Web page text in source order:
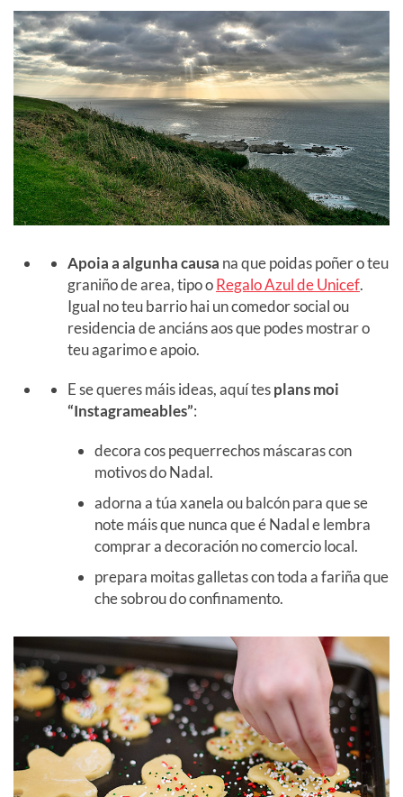
Apoia a algunha causa na que poidas poñer o teu
graniño de area, tipo oRegalo Azul de Unicef.
Igual no teu barrio hai un comedor social ou
residencia de anciáns aos que podes mostrar o
teu agarimo e apoio.
E se queres máis ideas, aquí tesplans moi
“Instagrameables”:
decora cos pequerrechos máscaras con
motivos do Nadal.
adorna a túa xanela ou balcón para que se
note máis que nunca que é Nadal e lembra
comprar a decoración no comercio local.
prepara moitas galletas con toda a fariña que
che sobrou do confinamento.